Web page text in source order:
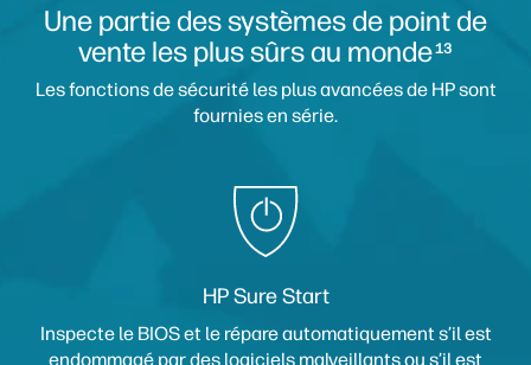
Une partie des systèmes de point de
vente les plus sûrs au monde13
Les fonctions de sécurité les plus avancées de HP sont
fournies en série.
HP Sure Start
Inspecte le BIOS et le répare automatiquement s’il est
endommagé par des logiciels malveillants ou s’il est